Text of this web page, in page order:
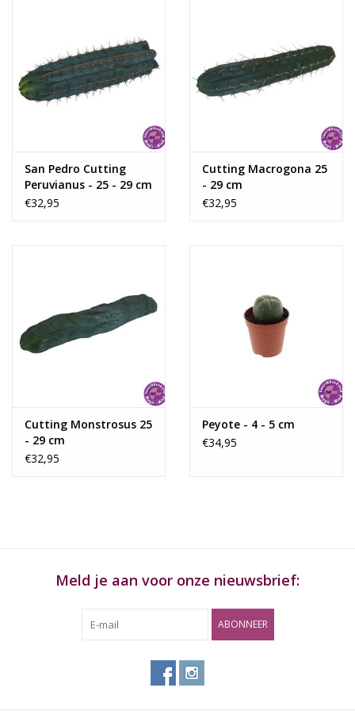
• Ongeveer 1 tot 2 uur na inname bereikt de trip zijn
hoogtepunt, na 8 tot 15 uur is deze uitgewerkt.
• Gebruik de cactus alleen bij een goede geestelijke en
lichamelijke gezondheid. Vermijd het product bij depressie, hoge
of lage bloeddruk, hart en/of longklachten, diabetes of
zwangerschap.
• Niet in combinatie met alcohol, medicijnen en/of andere drugs
gebruiken.
Sit back, relax en geniet van deze unieke ervaring!
Gebruik:
De cactussen kunnen op meerdere manieren gebruikt worden.
Meestal worden ze in plakken gesneden en kunnen zowel
gedroogd als vers geconsumeerd worden. De plakken zijn 3 –
4,5 centimeter breed en het is gebruikelijk om ze 0,5 centimeter
dik te snijden. Het is ook mogelijk om van de cactussen thee te
zetten. De smaak wordt meestal als enorm vies en bitter
ervaren.
eerste 60-90 minuten kunnen vervolgens al onaangenaam
worden ervaren. De kans is ook aanzienlijk dat je moet
overgeven. Hier moet je even doorheen! Wat volgt is een zeer
intenser zijn en objecten tot leven komen. Het hele bestaan zal
bekeken en ervaren worden door een uniek filter. De piek van
San Pedro Cutting
Peruvianus - 25 - 29 cm
€32,95
Cutting Macrogona 25
- 29 cm
€32,95
Cutting Monstrosus 25
- 29 cm
€32,95
Peyote - 4 - 5 cm
€34,95
Meld je aan voor onze nieuwsbrief:
ABONNEER